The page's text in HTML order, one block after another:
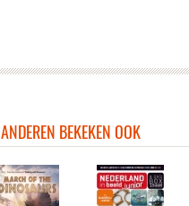
ANDEREN BEKEKEN OOK